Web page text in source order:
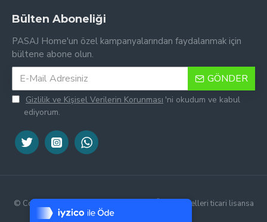
7/24 Canlı Destek
%100 Sorunsuz Alışveriş
Bülten Aboneliği
PASAJ Home'un özel kampanyalarından faydalanmak için
bültene abone olun.
GÖNDER
Gizlilik ve Kişisel Verilerin Korunması 'ni okudum ve kabul
ediyorum.
© Copyright 2016-2026, PASAJ Home | Ürün görselleri ticari lisansa
sahiptir, kopyalanamaz.